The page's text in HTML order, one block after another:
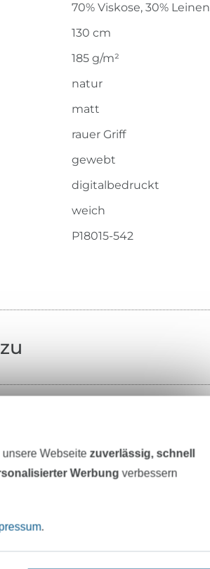
70% Viskose, 30% Leinen
130 cm
185 g/m²
natur
matt
rauer Griff
gewebt
digitalbedruckt
weich
P18015-542
unsere Webseitezuverlässig, schnell
Werbung verbessern
.